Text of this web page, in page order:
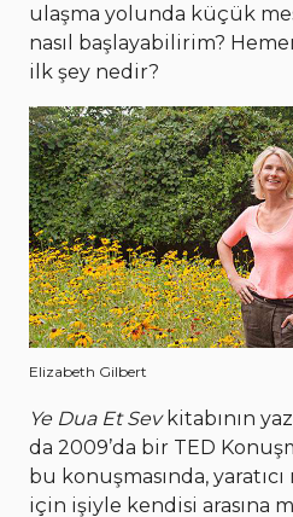
ulaşma yolunda küçük
nasıl başlayabilirim?
ilk şey nedir?
Elizabeth Gilbert
Ye Dua Et Sevkitabının
da 2009’da bir TED
bu konuşmasında,
için işiyle kendisi arasına